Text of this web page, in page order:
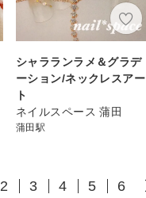
シャラランラメ＆グラデ
ーション/ネックレスアー
ト
ネイルスペース 蒲田
蒲田駅
2 3 4 5 6